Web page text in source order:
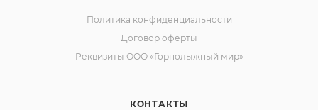
КОНТАКТЫ
Политика конфиденциальности
Договор оферты
Реквизиты ООО «Горнолыжный мир»